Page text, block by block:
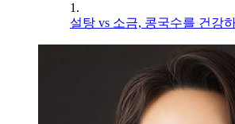
1.
설탕 vs 소금, 콩국수를 건강